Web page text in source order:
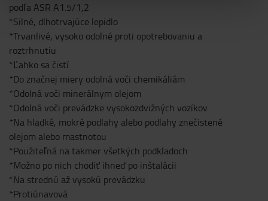
podľa ASR A1.5/1,2
*Silné, dlhotrvajúce lepidlo
*Trvanlivé, vysoko odolné proti opotrebovaniu a
roztrhnutiu
*Ľahko sa čistí
*Do značnej miery odolná voči chemikáliám
*Odolná voči minerálnym olejom
*Odolná voči prevádzke vysokozdvižných vozíkov
*Na hladké, mokré podlahy alebo podlahy znečistené
olejom alebo mastnotou
*Použiteľná na takmer všetkých podkladoch
*Možno po nich chodiť ihneď po inštalácii
*Na strednú až vysokú prevádzku
*Protiúnavová